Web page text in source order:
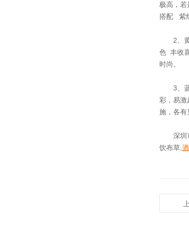
极高，
搭配 紫
2、黄—
色 丰收
时尚。
3、蓝
彩，易激
施，各有
深圳市
饮布草,